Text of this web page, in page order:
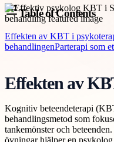
Table of Contents
Effekten av KBT i
behandlingenParterapi som
Effekten av
Kognitiv beteendeterapi
behandlingsmetod som
tankemönster och
övningar hjälper en